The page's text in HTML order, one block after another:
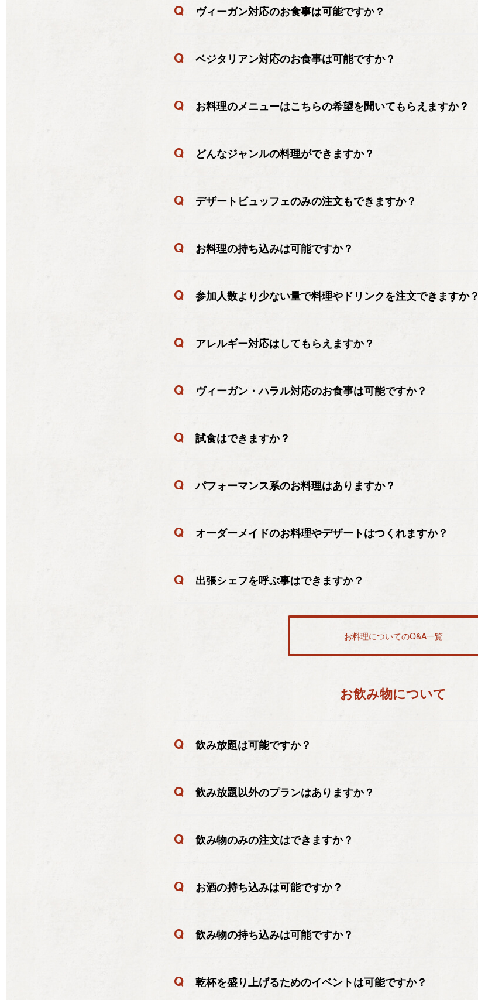
Q ヴィーガン対応のお食事は可能ですか？
Q ベジタリアン対応のお食事は可能ですか？
Q お料理のメニューはこちらの希望を聞いてもらえますか？
Q どんなジャンルの料理ができますか？
Q デザートビュッフェのみの注文もできますか？
Q お料理の持ち込みは可能ですか？
Q 参加人数より少ない量で料理やドリンクを注文できますか？
Q アレルギー対応はしてもらえますか？
Q ヴィーガン・ハラル対応のお食事は可能ですか？
Q 試食はできますか？
Q パフォーマンス系のお料理はありますか？
Q オーダーメイドのお料理やデザートはつくれますか？
Q 出張シェフを呼ぶ事はできますか？
お料理についてのQ&A一覧
お飲み物について
Q 飲み放題は可能ですか？
Q 飲み放題以外のプランはありますか？
Q 飲み物のみの注文はできますか？
Q お酒の持ち込みは可能ですか？
Q 飲み物の持ち込みは可能ですか？
Q 乾杯を盛り上げるためのイベントは可能ですか？